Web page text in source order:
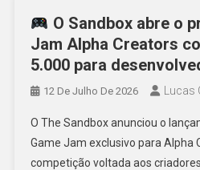
O Sandbox abre o
Jam Alpha Creators
5.000 para
12 De Julho De 2026 Lucas
O The Sandbox anunciou o
Game Jam exclusivo para Alpha
competição voltada aos